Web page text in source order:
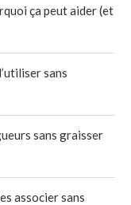
ça peut aider (et
sans
sans graisser
associer sans